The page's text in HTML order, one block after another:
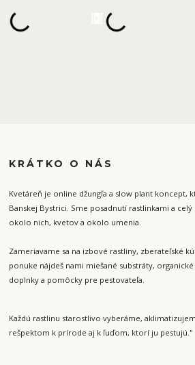
KRÁTKO O NÁS
Kvetáreň je online džungľa a slow plant koncept,
Banskej Bystrici. Sme posadnutí rastlinkami a celý
okolo nich, kvetov a okolo umenia.
Zameriavame sa na izbové rastliny, zberateľské
ponuke nájdeš nami miešané substráty,
doplnky a pomôcky pre pestovateľa.
Každú rastlinu starostlivo vyberáme,
rešpektom k prírode aj k ľuďom, ktorí ju pestujú."